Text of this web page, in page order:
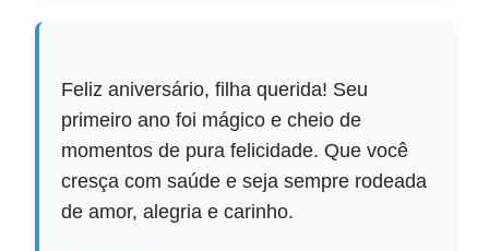
Feliz aniversário, filha querida! Seu
primeiro ano foi mágico e cheio de
momentos de pura felicidade. Que você
cresça com saúde e seja sempre rodeada
de amor, alegria e carinho.